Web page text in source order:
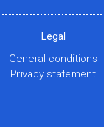
Legal
General conditions
Privacy statement